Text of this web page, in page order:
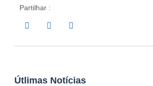
Partilhar :
Útlimas Notícias